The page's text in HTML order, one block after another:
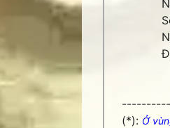
(*): Ở